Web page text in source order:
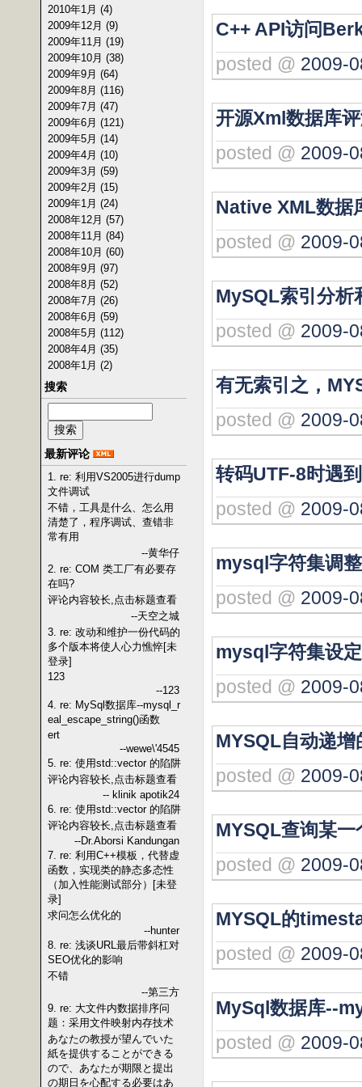
2010年1月 (4)
2009年12月 (9)
2009年11月 (19)
2009年10月 (38)
2009年9月 (64)
2009年8月 (116)
2009年7月 (47)
2009年6月 (121)
2009年5月 (14)
2009年4月 (10)
2009年3月 (59)
2009年2月 (15)
2009年1月 (24)
2008年12月 (57)
2008年11月 (84)
2008年10月 (60)
2008年9月 (97)
2008年8月 (52)
2008年7月 (26)
2008年6月 (59)
2008年5月 (112)
2008年4月 (35)
2008年1月 (2)
搜索
最新评论
1. re: 利用VS2005进行dump
文件调试
不错，工具是什么、怎么用
清楚了，程序调试、查错非
常有用
--黄华仔
2. re: COM 类工厂有必要存
在吗?
评论内容较长,点击标题查看
--天空之城
3. re: 改动和维护一份代码的
多个版本将使人心力憔悴[未
登录]
123
--123
4. re: MySql数据库--mysql_r
eal_escape_string()函数
ert
--wewe\'4545
5. re: 使用std::vector 的陷阱
评论内容较长,点击标题查看
-- klinik apotik24
6. re: 使用std::vector 的陷阱
评论内容较长,点击标题查看
--Dr.Aborsi Kandungan
7. re: 利用C++模板，代替虚
函数，实现类的静态多态性
（加入性能测试部分）[未登
录]
求问怎么优化的
--hunter
8. re: 浅谈URL最后带斜杠对
SEO优化的影响
不错
--第三方
9. re: 大文件内数据排序问
题：采用文件映射内存技术
あなたの教授が望んでいた
紙を提供することができる
ので、あなたが期限と提出
の期日を心配する必要はあ
C++ API访问
posted @ 2009-
开源Xml数据库
posted @ 2009-
Native XML数据
posted @ 2009-
MySQL索引分析
posted @ 2009-
有无索引之，
posted @ 2009-
转码UTF-8时遇
posted @ 2009-
mysql字符集调
posted @ 2009-
mysql字符集设
posted @ 2009-
MYSQL自动递增
posted @ 2009-
MYSQL查询某
posted @ 2009-
MYSQL的
posted @ 2009-
MySql数据库--
posted @ 2009-